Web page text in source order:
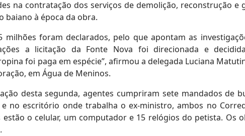
na contratação dos serviços de demolição, reconstrução e
baiano à época da obra.
milhões foram declarados, pelo que apontam as
a licitação da Fonte Nova foi direcionada e
foi paga em espécie”, afirmou a delegada Luciana
em Água de Meninos.
desta segunda, agentes cumpriram sete mandados de
no escritório onde trabalha o ex-ministro, ambos no
o celular, um computador e 15 relógios do petista. Os